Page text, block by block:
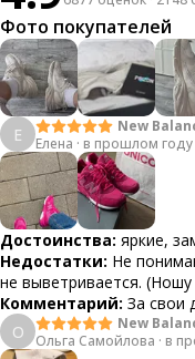
Фото покупателей
Е
New
Елена · в прошлом году
Достоинства: яркие,
Недостатки: Не
не выветривается.
Комментарий: За свои
О
New
Ольга Самойлова · в